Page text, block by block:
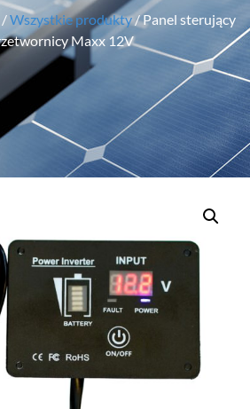
/Wszystkie produkty/ Panel sterujący
Maxx 12V